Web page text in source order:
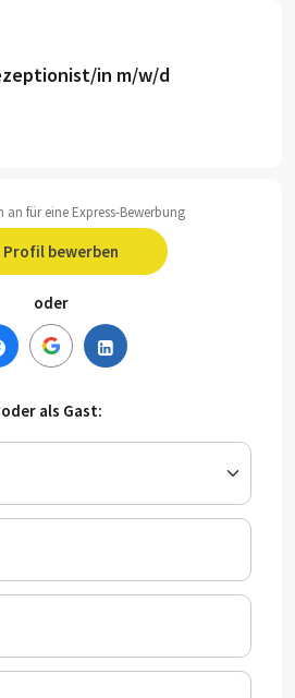
in m/w/d
an für eine Express-Bewerbung
bewerben
oder
oder als Gast: